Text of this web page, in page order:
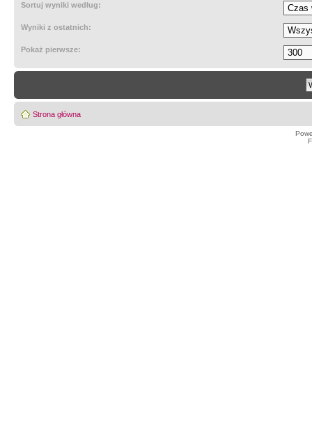
Sortuj wyniki według:
Wyniki z ostatnich:
Pokaż pierwsze:
Strona główna